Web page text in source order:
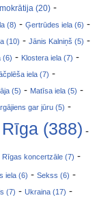
(20) -
(8) - Ģertrūdes iela (6) -
(10) - Jānis Kalniņš (5) -
(6) - Klostera iela (7) -
iela (7) -
(5) - Matīsa iela (5) -
gar jūru (5) -
Rīga (388) -
Rīgas koncertzāle (7) -
iela (6) - Sekss (6) -
(7) - Ukraina (17) -